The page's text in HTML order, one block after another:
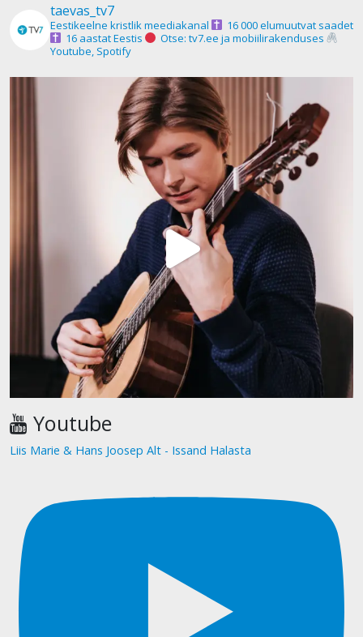
taevas_tv7
Eestikeelne kristlik meediakanal
16 000 elumuutvat saadet
16 aastat Eestis
Otse: tv7.ee ja mobiilirakenduses
Youtube, Spotify
Youtube
Liis Marie & Hans Joosep Alt - Issand Halasta